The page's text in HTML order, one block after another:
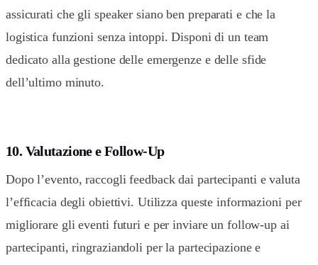
assicurati che gli speaker siano ben preparati e che la
logistica funzioni senza intoppi. Disponi di un team
dedicato alla gestione delle emergenze e delle sfide
dell’ultimo minuto.
10. Valutazione e Follow-Up
Dopo l’evento, raccogli feedback dai partecipanti e valuta
l’efficacia degli obiettivi. Utilizza queste informazioni per
migliorare gli eventi futuri e per inviare un follow-up ai
partecipanti, ringraziandoli per la partecipazione e